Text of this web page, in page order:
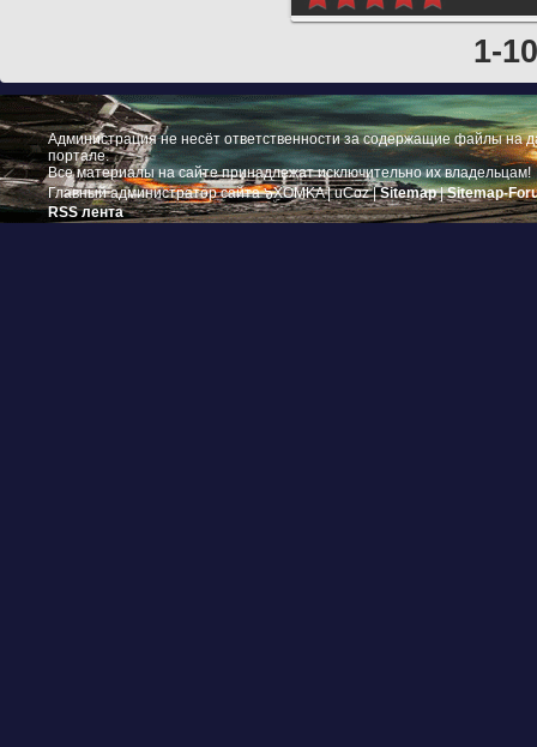
1-10
Администрация не несёт ответственности за содержащие файлы на
портале.
Все материалы на сайте принадлежат исключительно их владельцам!
Главный администратор сайта ๖ۣۜXOMKA |uCoz|Sitemap|Sitemap-
RSS лента